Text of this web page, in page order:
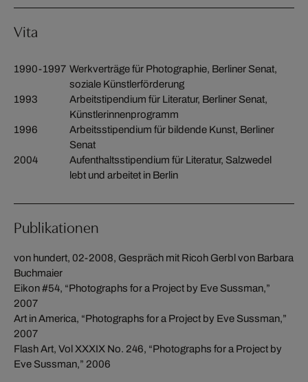
Vita
1990-1997 Werkverträge für Photographie, Berliner Senat,
soziale Künstlerförderung
1993
Arbeitstipendium für Literatur, Berliner Senat,
Künstlerinnenprogramm
1996
Arbeitsstipendium für bildende Kunst, Berliner
Senat
2004
Aufenthaltsstipendium für Literatur, Salzwedel
lebt und arbeitet in Berlin
Publikationen
von hundert, 02-2008, Gespräch mit Ricoh Gerbl von Barbara
Buchmaier
Eikon #54, “Photographs for a Project by Eve Sussman,”
2007
Art in America, “Photographs for a Project by Eve Sussman,”
2007
Flash Art, Vol XXXIX No. 246, “Photographs for a Project by
Eve Sussman,” 2006